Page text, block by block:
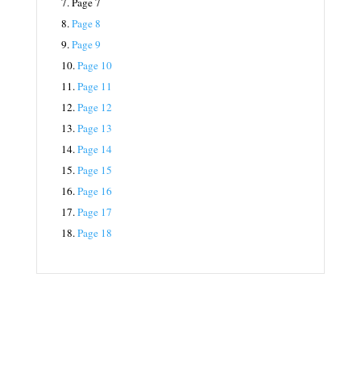
8.Page 8
9.Page 9
10.Page 10
11.Page 11
12.Page 12
13.Page 13
14.Page 14
15.Page 15
16.Page 16
17.Page 17
18.Page 18